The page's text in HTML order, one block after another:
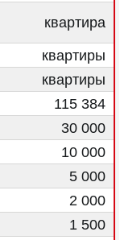
квартира
квартиры
квартиры
115 384
30 000
10 000
5 000
2 000
1 500